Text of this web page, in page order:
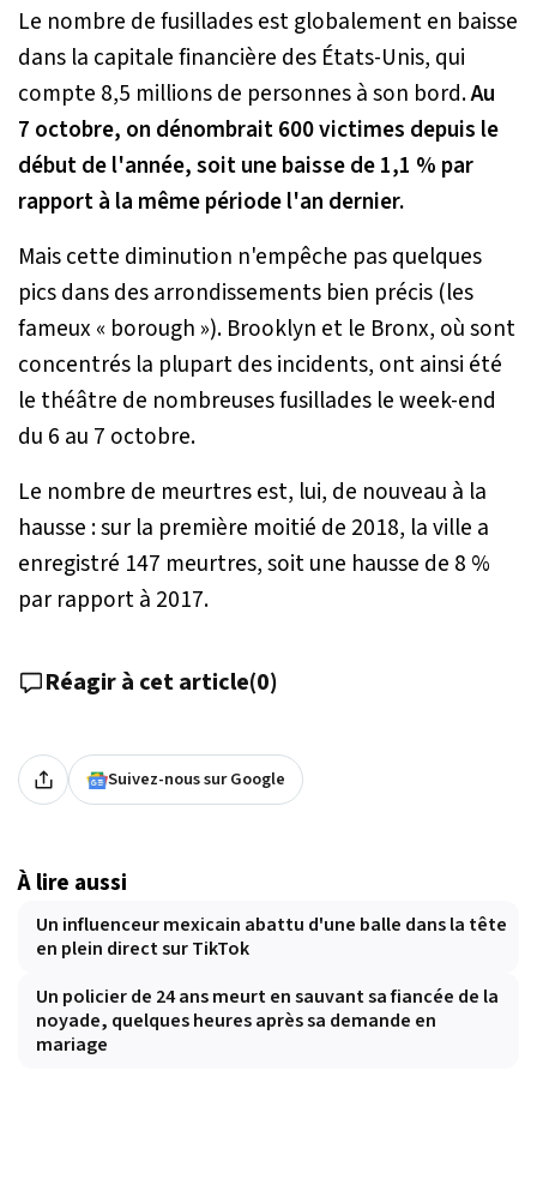
Le nombre de fusillades est globalement en baisse
dans la capitale financière des États-Unis, qui
compte 8,5 millions de personnes à son bord.Au
7 octobre, on dénombrait 600 victimes depuis le
début de l'année, soit une baisse de 1,1 % par
rapport à la même période l'an dernier.
Mais cette diminution n'empêche pas quelques
pics dans des arrondissements bien précis (les
fameux « borough »). Brooklyn et le Bronx, où sont
concentrés la plupart des incidents, ont ainsi été
le théâtre de nombreuses fusillades le week-end
du 6 au 7 octobre.
Le nombre de meurtres est, lui, de nouveau à la
hausse : sur la première moitié de 2018, la ville a
enregistré 147 meurtres, soit une hausse de 8 %
par rapport à 2017.
Réagir à cet article(0)
Suivez-nous sur Google
À lire aussi
Un influenceur mexicain abattu d'une balle dans la tête
en plein direct sur TikTok
Un policier de 24 ans meurt en sauvant sa fiancée de la
noyade, quelques heures après sa demande en
mariage